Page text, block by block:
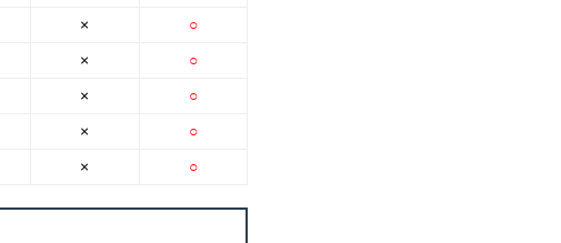
×
×
×
×
×
○
○
○
○
○